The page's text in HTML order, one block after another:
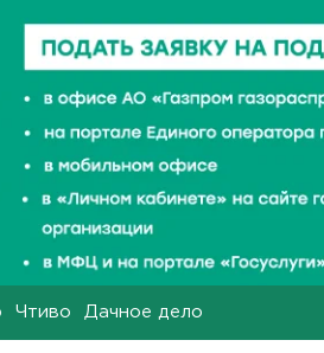
Чтиво Дачное дело